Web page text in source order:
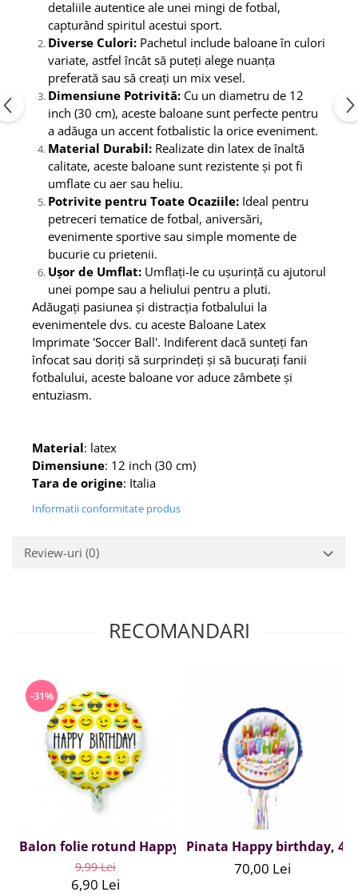
detaliile autentice ale unei mingi de fotbal,
capturând spiritul acestui sport.
Diverse Culori: Pachetul include baloane în culori
variate, astfel încât să puteți alege nuanța
preferată sau să creați un mix vesel.
Dimensiune Potrivită: Cu un diametru de 12
inch (30 cm), aceste baloane sunt perfecte pentru
a adăuga un accent fotbalistic la orice eveniment.
Material Durabil: Realizate din latex de înaltă
calitate, aceste baloane sunt rezistente și pot fi
umflate cu aer sau heliu.
Potrivite pentru Toate Ocaziile: Ideal pentru
petreceri tematice de fotbal, aniversări,
evenimente sportive sau simple momente de
bucurie cu prietenii.
Ușor de Umflat: Umflați-le cu ușurință cu ajutorul
unei pompe sau a heliului pentru a pluti.
Adăugați pasiunea și distracția fotbalului la
evenimentele dvs. cu aceste Baloane Latex
Imprimate 'Soccer Ball'. Indiferent dacă sunteți fan
înfocat sau doriți să surprindeți și să bucurați fanii
fotbalului, aceste baloane vor aduce zâmbete și
entuziasm.
Material: latex
Dimensiune: 12 inch (30 cm)
Tara de origine: Italia
Informatii conformitate produs
Review-uri (0)
RECOMANDARI
-31%
Balon folie rotund Happy Birthday Emoji, 45 cm
9,99 Lei
6,90 Lei
Pinata Happy birthday, 42
70,00 Lei